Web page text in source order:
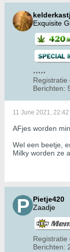
Exquisite
Registratie
Berichten:
11 June 2021, 22:42
AFjes worden
Wel een beetje,
Milky worden ze
Pietje420
Zaadje
Registratie
Berichten: